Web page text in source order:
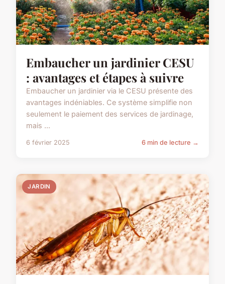
Embaucher un jardinier CESU
: avantages et étapes à suivre
Embaucher un jardinier via le CESU présente des
avantages indéniables. Ce système simplifie non
seulement le paiement des services de jardinage,
mais ...
6 février 2025 6 min de lecture →
JARDIN